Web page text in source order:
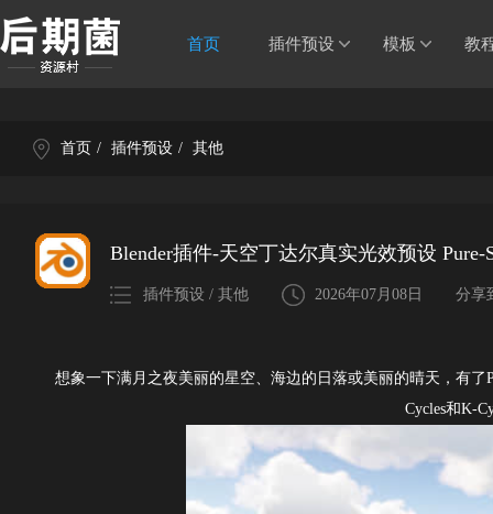
首页 插件预设 模板 教
首页 / 插件预设 / 其他
Blender插件-天空丁达尔真实光效预设 Pure-
插件预设 / 其他 2026年07月08日 分享
想象一下满月之夜美丽的星空、海边的日落或美丽的晴天，有
Cycles和K-